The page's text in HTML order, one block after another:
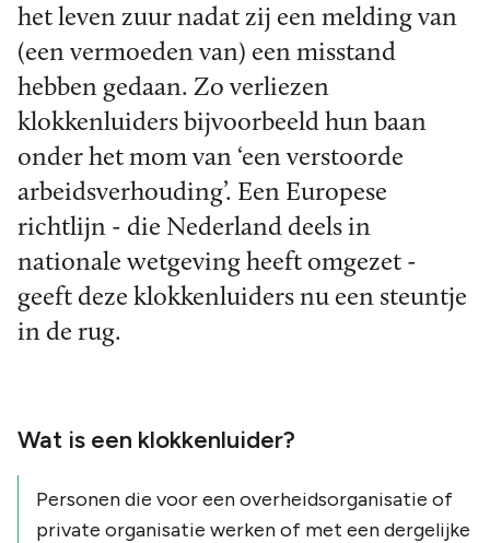
het leven zuur nadat zij een melding van
(een vermoeden van) een misstand
hebben gedaan. Zo verliezen
klokkenluiders bijvoorbeeld hun baan
onder het mom van ‘een verstoorde
arbeidsverhouding’. Een Europese
richtlijn - die Nederland deels in
nationale wetgeving heeft omgezet -
geeft deze klokkenluiders nu een steuntje
in de rug.
Wat is een klokkenluider?
Personen die voor een overheidsorganisatie of
private organisatie werken of met een dergelijke